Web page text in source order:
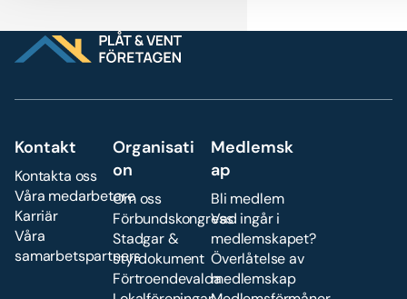
Kontakt
Kontakta oss
Våra medarbetare
Karriär
Våra
samarbetspartners
Organisati
on
Om oss
Förbundskongress
Stadgar &
styrdokument
Förtroendevalda
Medlemsk
ap
Bli medlem
Vad ingår i
medlemskapet?
Överlåtelse av
medlemskap